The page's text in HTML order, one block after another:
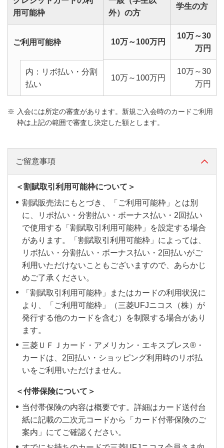
定する。
既にカードのお支払口座を三菱ＵＦＪ銀行の口
座にご設定いただいている場合、再設定は不要
です。
エントリー後、カードのお支払口座を三菱ＵＦ
Ｊ銀行以外の金融機関に変更された場合、ポイ
ント還元率は7％となります。
対象カードを複数お持ちの場合、各カードでの
本人会員さまのみエントリーいただけます。家
族会員さまはエントリーできません。
国際ブランド、カードランク等を変更した場
合、再度エントリーが必要です。変更前の本サ
ービスに関する情報は引き継がれません。
【ポイント付与について】
ポイントアッププログラムのポイント(スペシャルポ
イント)は、ご利用分ご請求確定時の翌々月に付与い
たします。
ポイント付与タイミング例：6/16ご利用分→9/25頃に
ポイント付与（10/10引落分）
スペシャルポイントは、対象店舗のご利用金額の合計
に、｛スペシャルポイントの還元率 ÷ 5｝を掛け算の
上、切り捨てしたポイントを付与する形で算出しま
（例）対象店舗Aで月：2,800円、対象店舗Bで月：
850円、対象店舗2店舗での合算ご利用金額/月：3,650
円、スペシャルポイント還元率6.5%の場合
3,650円 × 6.5％ ÷ 5 ＝ 47ポイント（小数点以下切り
捨て）≒ 235円相当
グローバルポイントは1ポイント5円相当のた
め、5で割り算をしてポイント数を計算しており
ます。
す。
計に対し、1,000円単位で算出いたします。スペシャ
ルポイントは、対象店舗のご利用金額の合計に、｛ス
ペシャルポイントの還元率 ÷ 5｝を掛け算の上、切り
捨てしたポイントを付与する形で算出します。
850円、対象店舗2店舗での合算ご利用金額/月：3,650
円、スペシャルポイント還元率6.5%の場合
グローバルポイントは1ポイント5円相当のた
め、5で割り算をしてポイント数を計算しており
ます。
スペシャルポイントのポイント付与対象となる
ご利用金額の上限は5万円となります。
7％ポイント還元については、2025年5月16日利
用分より集計のうえポイント付与いたします。
2026年6月に「いつものお店でポイント優遇」
の対象店舗として追加された店舗については、
2026年5月16日のご利用分よりポイント優遇が
適用されます。
カードのランクアップ・ランクダウン、その他
の事由によりカードを切り替えされた場合や、
盗難・紛失によりカード番号を切り替えされた
場合、旧カードと新カードのご利用分はそれぞ
れのカードで金額集計し、ポイント付与いたし
ます。
以下の場合は条件達成となりませんのでご留意くだ
グローバルポイントにてグローバルポイント
Walletへ残高チャージ
三菱ＵＦＪカード以外または銀行口座にてグロー
バルポイント Walletへ残高チャージ
グローバルポイント WalletでのApple
【楽Ｐａｙ（らくペイ）登録または1万円以上のリボ/
三菱ＵＦＪカードのカードローンのみ対象です。
ご利用明細上のご利用日に基づき、条件達成判定日
の前月末時点で「楽Ｐａｙ（らくペイ）」に登録さ
れている場合、もしくは条件達成判定日前月に「分
割払い（3回払い以上）」・「リボ払い」を合計1万
円以上ご利用されている場合、または「カードロー
ン（リボ払い）」を1万円以上ご利用されている場
合が対象です。
【分割払い/リボ払い】
ご利用金額は、ご利用明細上のご利用日に基づき、
集計時点で三菱ＵＦＪニコス（株）に到着している
売上伝票を対象に集計します。
あとから「分割払い」・「リボ払い」に変更された
場合は、変更日をご利用日として判定し、集計しま
す。
条件達成判定日前月のご利用であっても、ご利用い
ただいた加盟店からの売上伝票が遅れた場合、集計
の対象外となることがありますので、あらかじめご
了承ください。
【カードローン（リボ払い）】
ご利用金額は、ご融資明細上のご利用日に基づき、
集計します。
ントがアップします。対象などくわしくは
条件達成判定日の前月末時点で、三菱ＵＦＪ銀行の
住宅ローンのお借入残高がある場合が対象です。
【QR決済ブランドのCOIN+に口座登録】
対象です。
支払いされた場合は対象外です。
クレジットカードを登録して支払う決済サービスの
ご利用などは対象外です。
携帯電話会社が運営する他サービスのご利用分は対
本条件の判定対象となるご利用金額には、ポイント
アッププログラムの還元率は適用されません。
【電気料金】
条件達成判定日前月の下記電気料金のご利用が対象
「グローバルポイントでんき」「北海道電力」「東
北電力」「北陸電力」「東京電力」「中部電力ミラ
イズ」「関西電力」「中国電力」「四国電力」「九
州電力」「沖縄電力」「auでんき」
ご利用明細上のご利用日に基づき、条件判定日時点
で三菱ＵＦＪニコス（株）に到着している売上伝票
を本条件の判定対象といたします。
コンビニエンスストアなどでお支払いされた場合は
対象外です。
クレジットカードを登録して支払う決済サービスの
ご利用などは対象外です。
電力会社が運営する他のご利用分は対象外です。
本条件の判定対象となるご利用金額には、ポイント
アッププログラムの還元率は適用されません。
【Appleのサービス】
本条件は、ご利用明細上で下記表示となるサービス
ご利用の翌々月16日以降にポイント還元率へ反映さ
「APPLE.COM/BILL」「APPLE COM BILL」「ｱﾂ
ﾌﾟﾙ ｱｲﾁﾕｰﾝｽﾞ ｽﾄｱ」「ｱﾂﾌﾟﾙﾄﾞﾂﾄｺﾑ」「Apple
iTunes Store」
ご利用明細上のご利用日に基づき、条件判定日時点
オンラインショッピング・デリバリーサービスなど
のご利用は対象外となります。
スマホレジのご利用は対象外となります。
となります。
【スターバックス】
スターバックス カードへのオンライン入金のみ対象
Apple Pay でのオンライン入金は対象外です。
店頭でのご入金、ご利用は対象外となります。
複合商業施設内にある店舗（ららぽーとTOKYO-
スマホでお持ち帰り・どこでもくら寿司・通販など
【スシロー】
複合商業施設内にある店舗など、一部対象外となる
場合がございます。
オンライン決済は対象外となります。
「京樽スシロー」・「スシローToGo」でのご利用
は対象外となります。
【ピザハットオンライン】
ピザハット公式サイトおよび公式アプリでのオンラ
イン注文時のクレジットカード決済が対象となりま
す。
【松屋・松のや・マイカリー食堂（店舗券売機・セル
フレジでのご利用分）】
店舗券売機・セルフレジでのクレジットカード決済
およびApple Pay（QUICPay）ご利用分が対象とな
ります。
高速道路等のSA・PA内にある店舗など一部対象外
となる店舗がございます。
【松弁ネット・松屋モバイルオーダー・松弁デリバリ
ー】
複合商業施設内にある店舗やフランチャイズ店舗な
ど、一部対象外となる場合がございます。
入会金、月会費のご利用が対象です。
となります。
ネットスーパーのご利用は対象外となります。
【オーケー】
【オオゼキ】
【サンリブ】
「サンク」・「サンリブBUONO」各店が対象とな
ります。
テナント、ネットスーパーのご利用は対象外となり
ます。
【スーパー魚長】
「生鮮乃木市場」・「生鮮げんき市場」も対象とな
ります。
【近商ストア】
「ハーベス」各店・「Pochette」も対象となりま
す。
ネットスーパーは対象外となります。
食品スーパー以外のご利用は対象外となります。
【東急ストア】
「プレッセ」・「フードステーション」も対象とな
ります。
テナント、ネットスーパーは対象外となります。
【東武ストア】
ネットショップ・手ぶら決済・専門店売り場などの
用可能枠
外）の方
学生の方
ご利用可能枠 10万～100万円
10万～30
万円
内：リボ払い・分割
払い
10万～100万円
10万～30
万円
入会には所定の審査があります。新規ご入会時のカードご利用
枠は上記の範囲で審査し決定した額とします。
ご留意事項
＜割賦取引利用可能枠について＞
割賦販売法にもとづき、「ご利用可能枠」とは別
に、リボ払い・分割払い・ボーナス払い・2回払い
で使用する「割賦取引利用可能枠」を設定する場合
があります。「割賦取引利用可能枠」によっては、
リボ払い・分割払い・ボーナス払い・2回払いがご
利用いただけないこともございますので、あらかじ
めご了承ください。
「割賦取引利用可能枠」またはカードの利用状況に
より、「ご利用可能枠」（三菱UFJニコス（株）が
発行する他のカードを含む）を制限する場合があり
ます。
三菱ＵＦＪカード・アメリカン・エキスプレス®・
カードは、2回払い・ショッピング利用時のリボ払
いをご利用いただけません。
＜付帯保険について＞
当付帯保険の内容は概要です。詳細はカード送付台
紙に記載の二次元コードから「カード付帯保険のご
案内」にてご確認ください。